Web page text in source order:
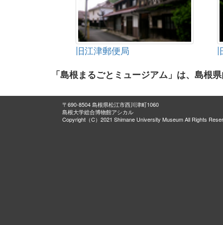
旧江津郵便局
「島根まるごとミュージアム」は、島根
〒690-8504 島根県松江市西川津町1060
島根大学総合博物館アシカル
Copyright（C）2021 Shimane University Museum All Rights